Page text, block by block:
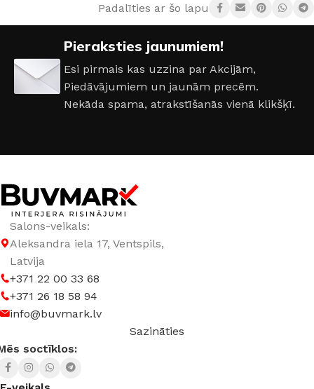
Padalīties ar šo lapu:
Pieraksties jaunumiem!
Esi pirmais kas uzzina par Akcijām,
Piedāvājumiem un jaunām precēm.
Nekāda spama, atrakstīšanās vienā klikšķī.
Salons-veikals:
Aleksandra iela 17, Ventspils,
Latvija
+371 22 00 33 68
+371 26 18 58 94
info@buvmark.lv
Sazināties
soctīklos: